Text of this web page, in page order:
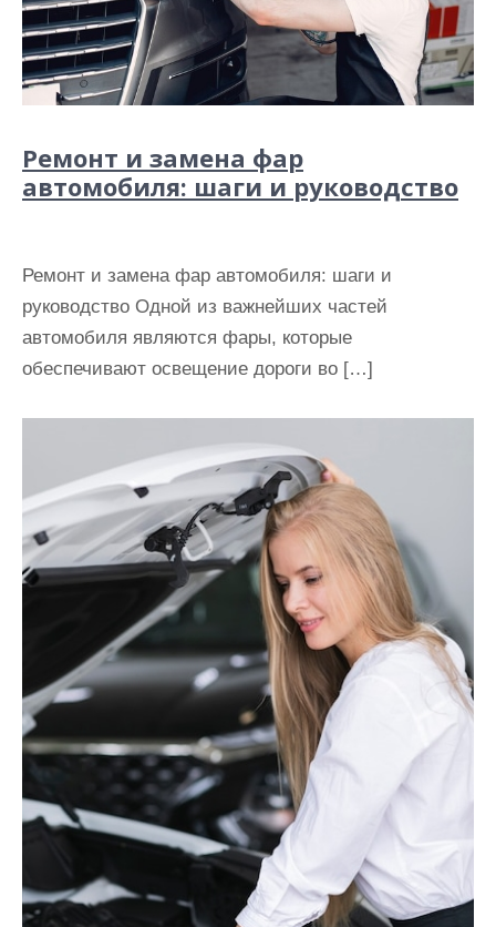
Ремонт и замена фар
автомобиля: шаги и руководство
Ремонт и замена фар автомобиля: шаги и
руководство Одной из важнейших частей
автомобиля являются фары, которые
обеспечивают освещение дороги во […]